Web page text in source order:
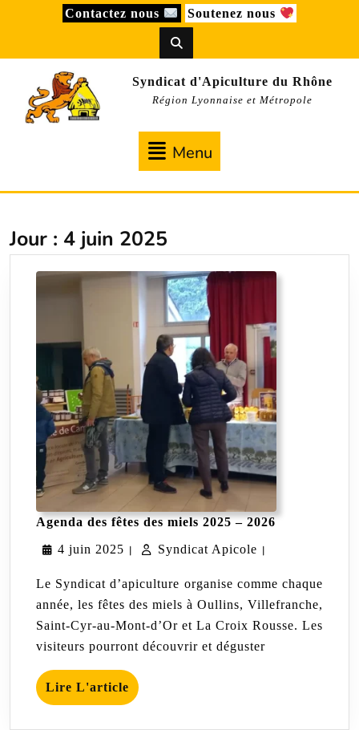
Contactez nous Soutenez nous
Syndicat d'Apiculture du Rhône
Région Lyonnaise et Métropole
Menu
Jour : 4 juin 2025
Agenda des fêtes des miels 2025 – 2026Agenda
miels
–
2026
4 juin 2025 4| Syndicat Apicole Syndicat
|
Le Syndicat d’apiculture organise comme chaque
année, les fêtes des miels à Oullins, Villefranche,
Saint-Cyr-au-Mont-d’Or et La Croix Rousse. Les
visiteurs pourront découvrir et déguster
Lire L'article Lire
L'article